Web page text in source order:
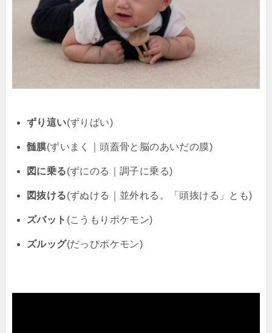
ずり這い(ずりばい)
髄膜(ずいまく｜頭蓋骨と脳のあいだの膜)
図に乗る(ずにのる｜調子に乗る)
図抜ける(ずぬける｜並外れる。「頭抜ける」とも)
ズバット (こうもりポケモン)
ズルッグ(だっぴポケモン)